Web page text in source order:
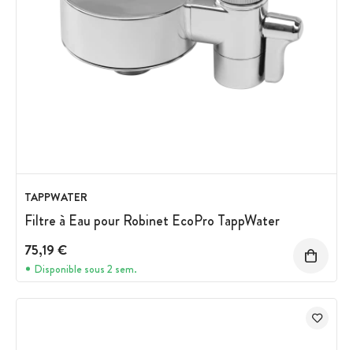
TAPPWATER
Filtre à Eau pour Robinet EcoPro TappWater
75,19 €
Disponible sous 2 sem.